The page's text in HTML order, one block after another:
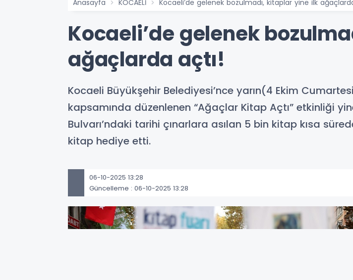
Anasayfa KOCAELİ Kocaeli’de gelenek bozulmadı, kitaplar yine ilk
Kocaeli’de gelenek
ağaçlarda açtı!
Kocaeli Büyükşehir Belediyesi’nce yarın(4 Ekim
kapsamında düzenlenen “Ağaçlar Kitap Açtı” etkinliği
Bulvarı’ndaki tarihi çınarlara asılan 5 bin kitap kısa
kitap hediye etti.
06-10-2025 13:28
Güncelleme : 06-10-2025 13:28